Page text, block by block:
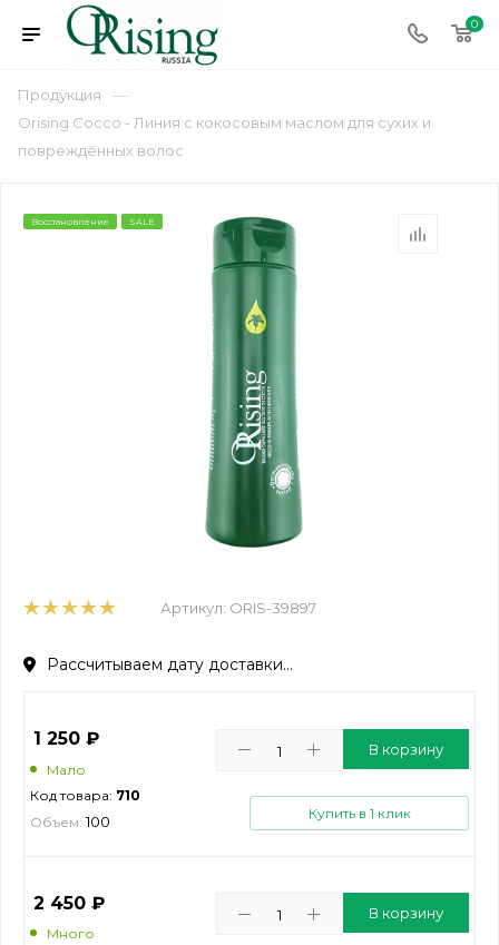
0
Продукция —
Orising Cocco - Линия с кокосовым маслом для сухих и
повреждённых волос
Восстановление SALE
Артикул: ORIS-39897
Рассчитываем дату доставки...
1 250 ₽
Мало
Код товара: 710
Объем: 100
В корзину
Купить в 1 клик
2 450 ₽
Много
В корзину